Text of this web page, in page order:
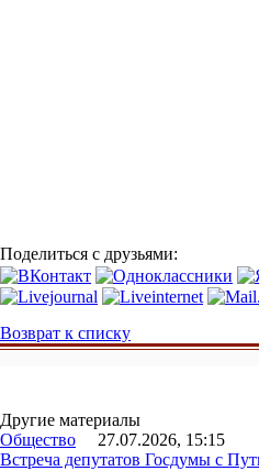
Поделиться с друзьями:
Возврат к списку
Другие материалы
Общество 27.07.2026, 15:15
Встреча депутатов Госдумы с